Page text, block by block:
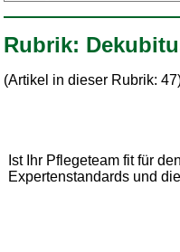
Rubrik:
(Artikel in dieser Rubrik:
Ist Ihr Pflegeteam fit für
Expertenstandards und